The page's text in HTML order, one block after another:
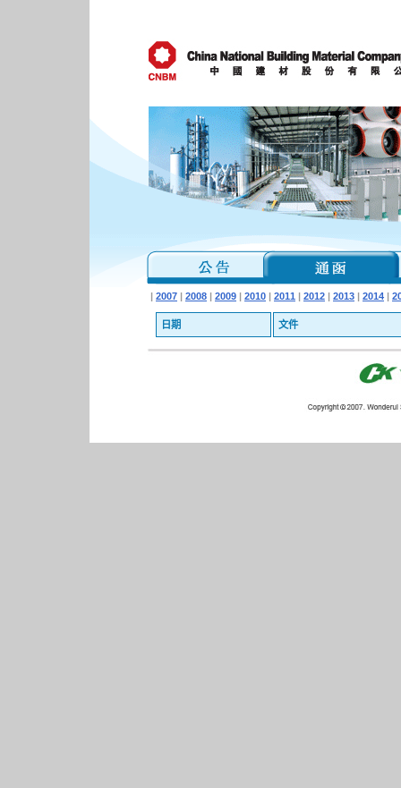
| 2007 | 2008 | 2009 | 2010 | 2011 | 2012 | 2013 | 2014 |
日期 文件